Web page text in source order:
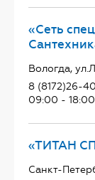
«Сеть
Вологда,
8 (8172)26-
09:00 - 18:00
«ТИТАН
Санкт-